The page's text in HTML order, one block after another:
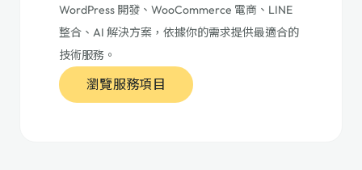
WordPress 開發、WooCommerce 電商、LINE
整合、AI 解決方案，依據你的需求提供最適合的
技術服務。
瀏覽服務項目